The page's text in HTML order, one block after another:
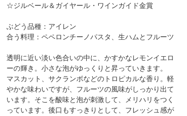
☆ジルベール＆ガイヤール・ワインガイド金賞
ぶどう品種：アイレン
合う料理：ペペロンチーノパスタ、生ハムとフルーツ
透明に近い淡い色合いの中に、かすかなレモンイエロ
ーの輝き。小さな泡がゆっくりと昇っていきます。
マスカット、サクランボなどのトロピカルな香り。軽
やかな味わいですが、フルーツの風味がしっかり出て
います。そこを酸味と泡が刺激して、メリハリをつく
っています。後口もすっきりとして、フレッシュ感が